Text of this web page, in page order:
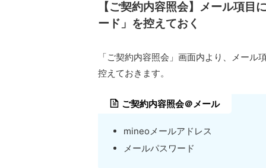
【ご契約内容照会】メール項目
ード」を控えておく
「ご契約内容照会」画面内より、メー
控えておきます。
ご契約内容照会＠メール
mineoメールアドレス
メールパスワード